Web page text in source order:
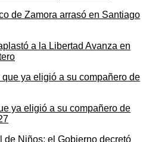
a la Libertad Avanza en
ya eligió a su compañero de